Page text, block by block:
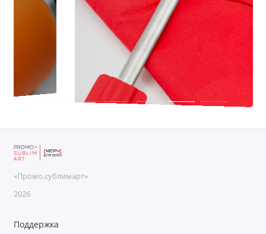
«Промо.сублимарт»
2026
Поддержка